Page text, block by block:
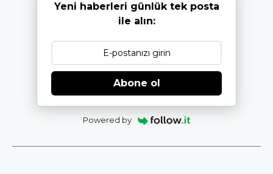
Yeni haberleri günlük tek posta
ile alın:
Abone ol
Powered by